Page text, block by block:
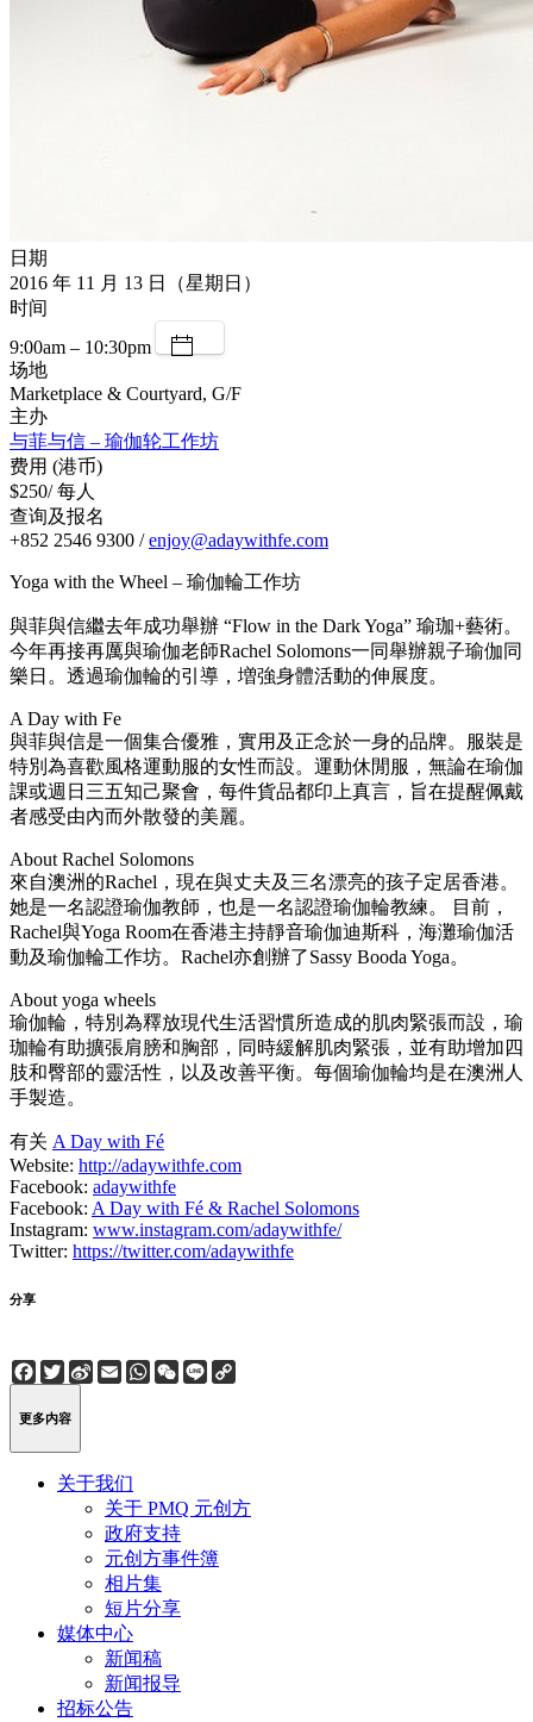
日期
2016 年 11 月 13 日（星期日）
时间
9:00am – 10:30pm
场地
Marketplace & Courtyard, G/F
主办
与菲与信 – 瑜伽轮工作坊
费用 (港币)
$250/ 每人
查询及报名
+852 2546 9300 /enjoy@adaywithfe.com
Yoga with the Wheel – 瑜伽輪工作坊
與菲與信繼去年成功舉辦 “Flow in the Dark Yoga” 瑜珈+藝術。
今年再接再厲與瑜伽老師Rachel Solomons一同舉辦親子瑜伽同
樂日。透過瑜伽輪的引導，増強身體活動的伸展度。
A Day with Fe
與菲與信是一個集合優雅，實用及正念於一身的品牌。服裝是
特別為喜歡風格運動服的女性而設。運動休閒服，無論在瑜伽
課或週日三五知己聚會，每件貨品都印上真言，旨在提醒佩戴
者感受由內而外散發的美麗。
About Rachel Solomons
來自澳洲的Rachel，現在與丈夫及三名漂亮的孩子定居香港。
她是一名認證瑜伽教師，也是一名認證瑜伽輪教練。 目前，
Rachel與Yoga Room在香港主持靜音瑜伽迪斯科，海灘瑜伽活
動及瑜伽輪工作坊。Rachel亦創辦了Sassy Booda Yoga。
About yoga wheels
瑜伽輪，特別為釋放現代生活習慣所造成的肌肉緊張而設，瑜
珈輪有助擴張肩膀和胸部，同時緩解肌肉緊張，並有助增加四
肢和臀部的靈活性，以及改善平衡。每個瑜伽輪均是在澳洲人
手製造。
有关 A Day with Fé
Website: http://adaywithfe.com
Facebook: adaywithfe
Facebook: A Day with Fé & Rachel Solomons
Instagram: www.instagram.com/adaywithfe/
Twitter: https://twitter.com/adaywithfe
分享
Facebook
Twitter
Sina
Weibo
EmailWhatsApp
WeChat
Line
更多内容
关于我们
关于 PMQ 元创方
政府支持
元创方事件簿
相片集
短片分享
媒体中心
新闻稿
新闻报导
招标公告